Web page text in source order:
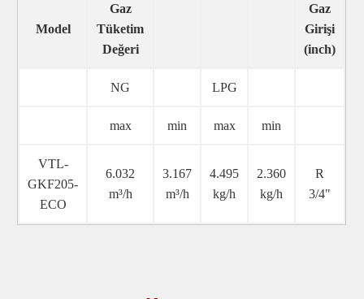
Model
Gaz
Tüketim
Değeri
Gaz
Girişi
(inch)
NG LPG
max min max min
VTL-
GKF205-
ECO
6.032
m³/h
3.167
m³/h
4.495
kg/h
2.360
kg/h
R
3/4"